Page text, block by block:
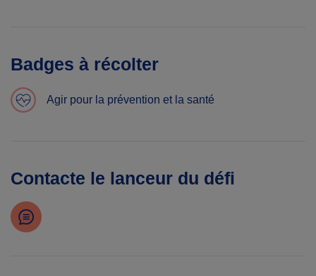
Badges à récolter
Agir pour la prévention et la santé
Contacte le lanceur du défi